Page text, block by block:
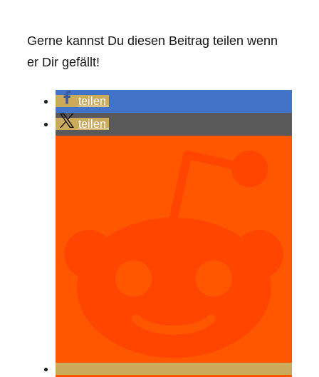
Gerne kannst Du diesen Beitrag teilen wenn
er Dir gefällt!
teilen
teilen